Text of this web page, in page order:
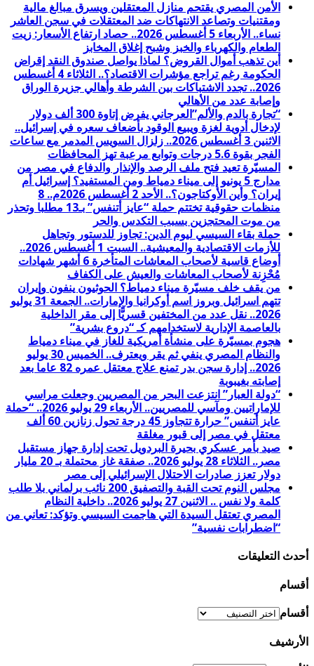
الأمن المصري يقتحم منازل المعتقلين ويسرق مبالغ مالية
ومقتنيات وتصاعد الانتهاكات ضد المعتقلات في سجن العاشر
نساء.. الأربعاء 5 أغسطس 2026.. حصاد ارتفاع الأسعار: زيت
الطعام والكهرباء والخبز وشبح إغلاق المخابز
أين تذهب أموال القروض؟ لماذا يواصل صندوق النقد إقراض
الحكومة رغم تراجع مؤشرات الاقتصاد؟.. الثلاثاء 4 أغسطس
2026.. تجدد الاشتباكات بين الشرطة وأهالي جزيرة الوراق
وإصابة عدد من الأهالي
“تجارة بالدم والألم”العرجاني يفرض إتاوة 300 ألف دولار
لإدخال أدوية لغزة ويبيع الوقود بأضعاف سعره في إسرائيل..
الاثنين 3 أغسطس 2026.. زلزال السويس المدمر مع ساعات
الفجر بقوة 5.6 درجات وتوابع مرعبة تهز المحافظات
المسيّرة تعيد فتح ملف الرصد والإنذار والدفاع في مصر من
مدارج 5 يونيو إلى ميناء دمياط ومن المستفيد؟ إسرائيل أم
إيران؟ وأين الأوكتاجون؟.. الأحد 2 أغسطس 2026م.. 8
منظمات حقوقية تختتم حملة “عايز أتنفس” بـ13 مطلبا وتحذر
من موت المحتجزين بسبب التكدس والحر
حملة بقاء السيسي ليوم الدين: تجاوز للدستور وتجاهل
للأزمات الاقتصادية والمعيشية.. السبت 1 أغسطس 2026..
أوضاع قاسية لأصحاب المعاشات المتأخرة 6 أشهر شهادات
مُحْزِنة لأصحاب المعاشات والعيش على الكفاف
من يقف خلف مسيّرة ميناء دمياط؟ الحوثيون ينفون وإيران
تتهم اسرائيل وبروز اسم أوكرانيا والإمارات.. الجمعة 31 يوليو
2026.. نقل عدد من المختفين قسريًّا إلى مقر الداخلية
بالعاصمة الإدارية لاستخدامهم كـ “دروع بشرية”
هجوم بمسيّرة على منشأة أمريكية للغاز في ميناء دمياط
والنظام المصري ينفي ثم يقر ويعترف.. الخميس 30 يوليو
2026.. إدارة سجن بدر تمنع علاج معتقل عمره 82 عاما بعد
إصابته بغيبوبة
“دولة العبار” انتزعت البحر من المصريين وجعلت مراسي
للإماراتيين ومآسي للمصريين.. الأربعاء 29 يوليو 2026.. “حملة
عايز أتنفس” حرارة تتجاوز 45 درجة تحول زنازين 60 ألف
معتقل في مصر إلى قبور مغلقة
صيد بأمر عسكري بحيرة البردويل تحت إدارة جهاز مستقبل
مصر.. الثلاثاء 28 يوليو 2026.. صفقة غاز محتملة بـ 20 مليار
دولار تعزز صادرات الاحتلال الإسرائيلي إلى مصر
مجلس النوم تحت القبة والتصفيق 200 نائب برلماني بلا طلب
كلمة ولا نفس .. الاثنين 27 يوليو 2026.. داخلية النظام
المصري تعتقل السيدة التي هاجمت السيسي وتؤكد: تعاني من
“اضطرابات نفسية”
أحدث التعليقات
أقسام
أقسام
الأرشيف